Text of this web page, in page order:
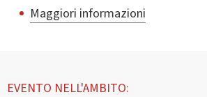
Maggiori informazioni
EVENTO NELL'AMBITO: